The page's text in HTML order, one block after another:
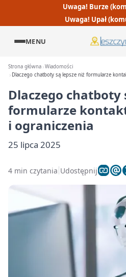
Uwaga! Burze
Uwaga! Upał
MENU
Strona główna Wiadomości
Dlaczego chatboty są lepsze niż formularze
Dlaczego chatboty
formularze
i ograniczenia
25 lipca 2025
4 min czytania Udostępnij